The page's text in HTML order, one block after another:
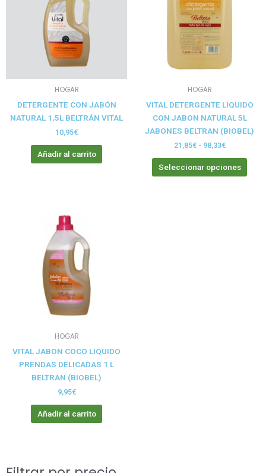
HOGAR
DETERGENTE CON JABÓN
NATURAL 1,5L BELTRÁN VITAL
10,95€
Añadir al carrito
HOGAR
VITAL DETERGENTE LIQUIDO
CON JABON NATURAL 5L
JABONES BELTRAN (BIOBEL)
21,85€ - 98,33€
Seleccionar opciones
la
de
HOGAR
VITAL JABON COCO LIQUIDO
PRENDAS DELICADAS 1 L
BELTRAN (BIOBEL)
9,95€
Añadir al carrito
Buscar